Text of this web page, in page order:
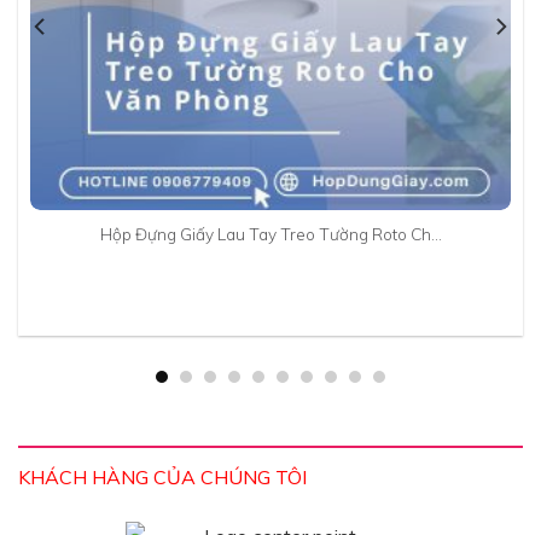
Hộp Đựng Giấy Lau Tay Treo Tường Roto Ch…
KHÁCH HÀNG CỦA CHÚNG TÔI